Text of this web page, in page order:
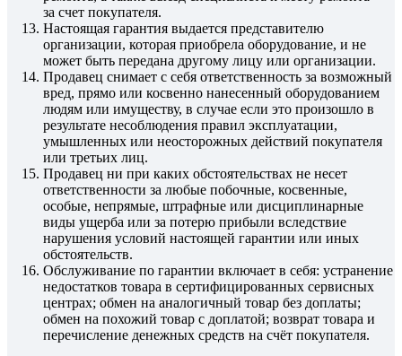
за счет покупателя.
Настоящая гарантия выдается представителю
организации, которая приобрела оборудование, и не
может быть передана другому лицу или организации.
Продавец снимает с себя ответственность за возможный
вред, прямо или косвенно нанесенный оборудованием
людям или имуществу, в случае если это произошло в
результате несоблюдения правил эксплуатации,
умышленных или неосторожных действий покупателя
или третьих лиц.
Продавец ни при каких обстоятельствах не несет
ответственности за любые побочные, косвенные,
особые, непрямые, штрафные или дисциплинарные
виды ущерба или за потерю прибыли вследствие
нарушения условий настоящей гарантии или иных
обстоятельств.
Обслуживание по гарантии включает в себя: устранение
недостатков товара в сертифицированных сервисных
центрах; обмен на аналогичный товар без доплаты;
обмен на похожий товар с доплатой; возврат товара и
перечисление денежных средств на счёт покупателя.